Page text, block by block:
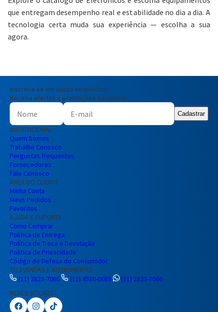
que entregam desempenho real e estabilidade no dia a dia. A
tecnologia certa muda sua experiência — escolha a sua
agora.
Inscreva-se em nossa newsletter!
Receba ofertas e promoções exclusivas
Cadastrar
INSTITUCIONAL
Quem Somos
Trabalhe Conosco
Perguntas frequentes
Fornecedores
Fale Conosco
ÁREA DO CLIENTE
Minha Conta
Meus Pedidos
Favoritos
AJUDA E SUPORTE
Como Comprar
Política de Entrega
Política de Troca e Devolução
Política de Privacidade
Código de Defesa do Consumidor
TELEVENDAS E ATENDIMENTO
(11) 2823-7066
(11) 4580-0085
(11) 2823-7066
REDES SOCIAIS